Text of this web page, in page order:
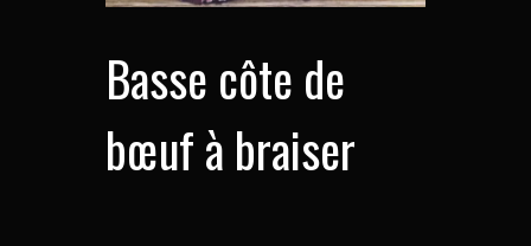
Basse côte de
bœuf à braiser